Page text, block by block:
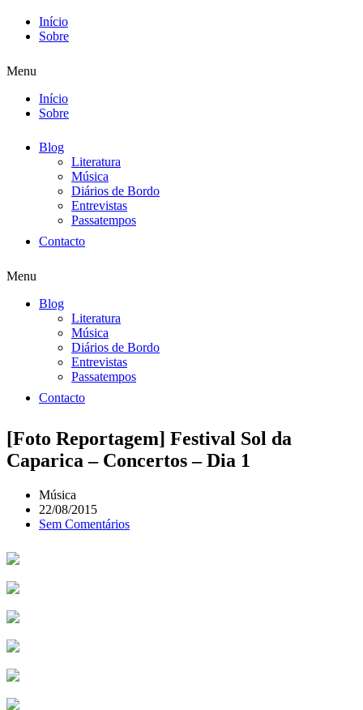
Início
Sobre
Menu
Início
Sobre
Blog
Literatura
Música
Diários de Bordo
Entrevistas
Passatempos
Contacto
Menu
Blog
Literatura
Música
Diários de Bordo
Entrevistas
Passatempos
Contacto
[Foto Reportagem] Festival Sol da
Caparica – Concertos – Dia 1
Música
22/08/2015
Sem Comentários